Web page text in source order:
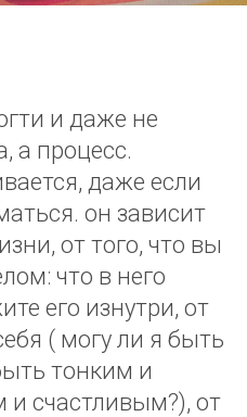
и даже не
а процесс.
даже если
он зависит
от того, что вы
что в него
его изнутри, от
( могу ли я быть
тонким и
счастливым?), от